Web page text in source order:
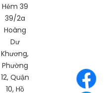
Hẻm 39
39/2a
Hoàng
Dư
Khương,
Phường
12, Quận
10, Hồ